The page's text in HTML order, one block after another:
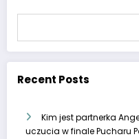
Recent Posts
Kim jest partnerka
uczucia w finale Pucharu